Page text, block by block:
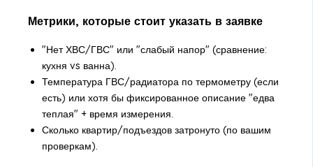
Метрики, которые стоит указать в заявке
"Нет ХВС/ГВС" или "слабый напор" (сравнение:
кухня vs ванна).
Температура ГВС/радиатора по термометру (если
есть) или хотя бы фиксированное описание "едва
теплая" + время измерения.
Сколько квартир/подъездов затронуто (по вашим
проверкам).